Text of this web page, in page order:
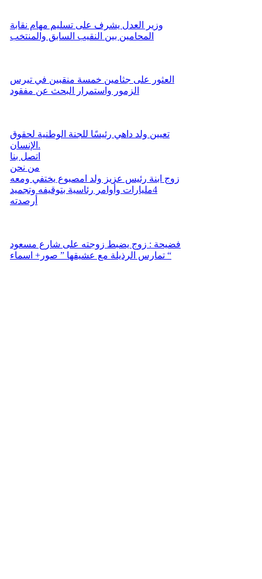
وزير العدل يشرف على تسليم مهام نقابة
المحامين بين النقيب السابق والمنتخب
العثور على جثامين خمسة منقبين في تيرس
الزمور واستمرار البحث عن مفقود
تعيين ولد داهي رئيسًا للجنة الوطنية لحقوق
الإنسان.
اتصل بنا
من نحن
زوج ابنة رئيس عزيز ولد امصبوع يختفي ومعه
4مليارات وأوامر رئاسية بتوقيفه وتجميد
أرصدته
فضيحة : زوج يضبط زوجته على شارع مسعود
تمارس الرذيلة مع عشيقها ” صور+ اسماء “